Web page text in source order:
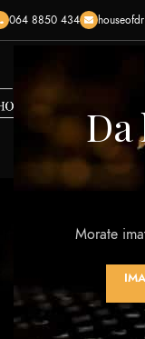
Morate
064 8850 434
320 Products
NAJBOLJE OCENJENI